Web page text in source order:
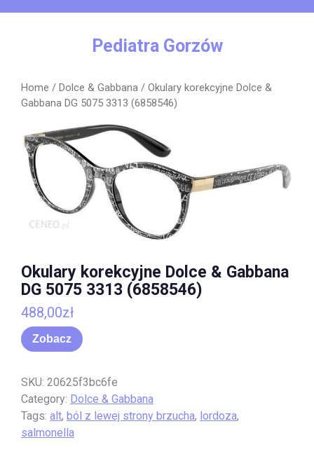
Pediatra Gorzów
Home / Dolce & Gabbana / Okulary korekcyjne Dolce &
Gabbana DG 5075 3313 (6858546)
Okulary korekcyjne Dolce & Gabbana
DG 5075 3313 (6858546)
488,00zł
Zobacz
SKU: 20625f3bc6fe
Category: Dolce & Gabbana
Tags: alt, ból z lewej strony brzucha, lordoza,
salmonella